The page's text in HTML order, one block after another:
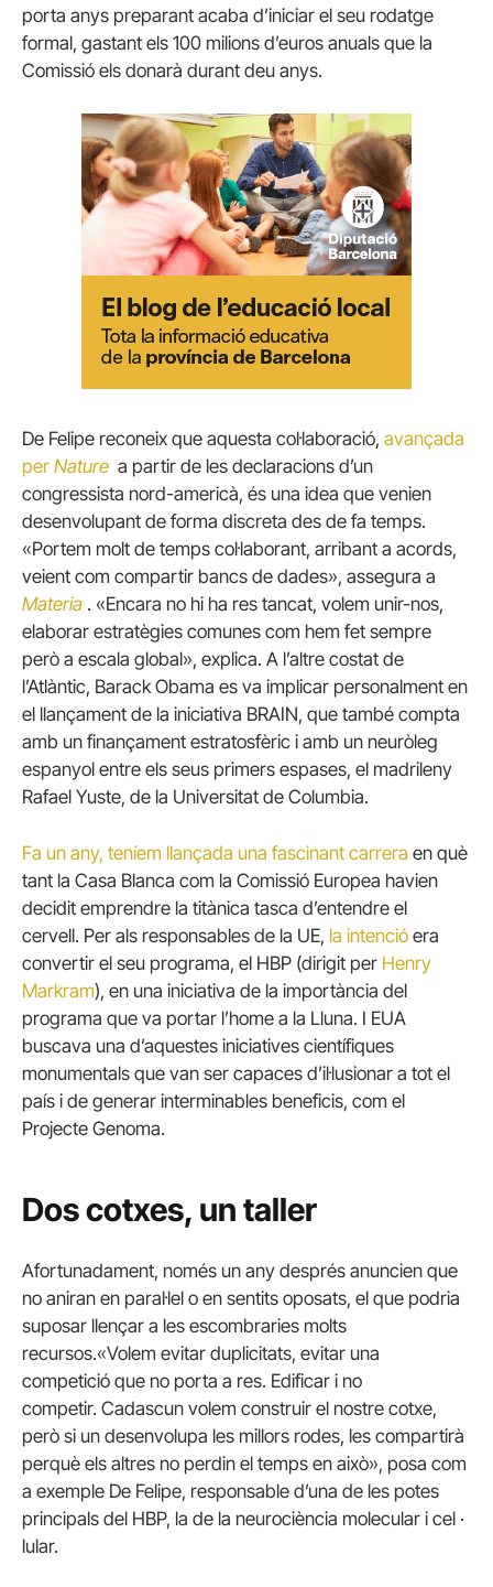
porta anys preparant acaba d’iniciar el seu rodatge
formal, gastant els 100 milions d’euros anuals que la
Comissió els donarà durant deu anys.
De Felipe reconeix que aquesta col·laboració, avançada
per Nature a partir de les declaracions d’un
congressista nord-americà, és una idea que venien
desenvolupant de forma discreta des de fa temps.
«Portem molt de temps col·laborant, arribant a acords,
veient com compartir bancs de dades», assegura a
Materia . «Encara no hi ha res tancat, volem unir-nos,
elaborar estratègies comunes com hem fet sempre
però a escala global», explica. A l’altre costat de
l’Atlàntic, Barack Obama es va implicar personalment en
el llançament de la iniciativa BRAIN, que també compta
amb un finançament estratosfèric i amb un neuròleg
espanyol entre els seus primers espases, el madrileny
Rafael Yuste, de la Universitat de Columbia.
Fa un any, teníem llançada una fascinant carrera en què
tant la Casa Blanca com la Comissió Europea havien
decidit emprendre la titànica tasca d’entendre el
cervell. Per als responsables de la UE, la intenció era
convertir el seu programa, el HBP (dirigit per Henry
Markram), en una iniciativa de la importància del
programa que va portar l’home a la Lluna. I EUA
buscava una d’aquestes iniciatives científiques
monumentals que van ser capaces d’il·lusionar a tot el
país i de generar interminables beneficis, com el
Projecte Genoma.
Dos cotxes, un taller
Afortunadament, només un any després anuncien que
no aniran en paral·lel o en sentits oposats, el que podria
suposar llençar a les escombraries molts
recursos.«Volem evitar duplicitats, evitar una
competició que no porta a res. Edificar i no
competir. Cadascun volem construir el nostre cotxe,
però si un desenvolupa les millors rodes, les compartirà
perquè els altres no perdin el temps en això», posa com
a exemple De Felipe, responsable d’una de les potes
principals del HBP, la de la neurociència molecular i cel ·
lular.